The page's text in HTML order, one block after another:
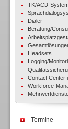
TK/ACD-
Dialer
Beratung/
Headsets
Logging/
Contact Center
Workforce-
Termine